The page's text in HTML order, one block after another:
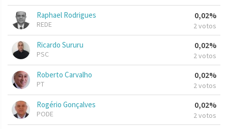
Raphael Rodrigues
REDE
0,02%
2 votos
Ricardo Sururu
PSC
0,02%
2 votos
Roberto Carvalho
PT
0,02%
2 votos
Rogério Gonçalves
PODE
0,02%
2 votos